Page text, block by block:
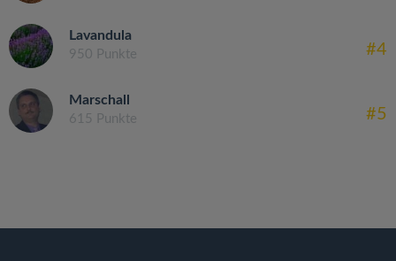
Lavandula
950 Punkte #4
Marschall
615 Punkte #5